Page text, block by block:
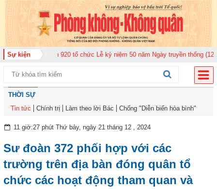
Sự kiện
Không quân 920 tổ chức Lễ kỷ niệm 50 năm Ngày truyền thống (12-11-
THỜI SỰ
Tin tức
Chính trị Làm theo lời Bác Chống "Diễn biến hòa bình"
11 giờ:27 phút Thứ bảy, ngày 21 tháng 12 , 2024
Sư đoàn 372 phối hợp với các
trường trên địa bàn đóng quân tổ
chức các hoạt động tham quan và